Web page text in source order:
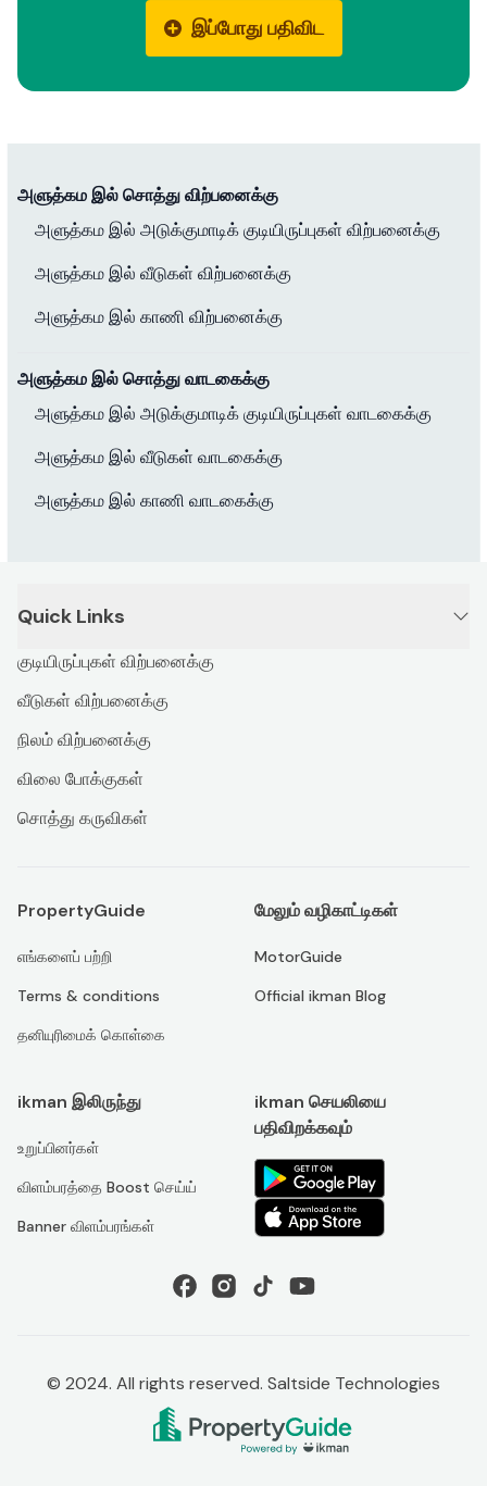
இப்போது பதிவிட
அளுத்கம இல் சொத்து விற்பனைக்கு
அளுத்கம இல் அடுக்குமாடிக் குடியிருப்புகள் விற்பனைக்கு
அளுத்கம இல் வீடுகள் விற்பனைக்கு
அளுத்கம இல் காணி விற்பனைக்கு
அளுத்கம இல் சொத்து வாடகைக்கு
அளுத்கம இல் அடுக்குமாடிக் குடியிருப்புகள் வாடகைக்கு
அளுத்கம இல் வீடுகள் வாடகைக்கு
அளுத்கம இல் காணி வாடகைக்கு
Quick Links
குடியிருப்புகள் விற்பனைக்கு
வீடுகள் விற்பனைக்கு
நிலம் விற்பனைக்கு
விலை போக்குகள்
சொத்து கருவிகள்
PropertyGuide
எங்களைப் பற்றி
Terms & conditions
தனியுரிமைக் கொள்கை
மேலும் வழிகாட்டிகள்
MotorGuide
Official ikman Blog
ikman இலிருந்து
உறுப்பினர்கள்
விளம்பரத்தை Boost செய்ய்
Banner விளம்பரங்கள்
ikman செயலியை
பதிவிறக்கவும்
© 2024. All rights reserved. Saltside Technologies